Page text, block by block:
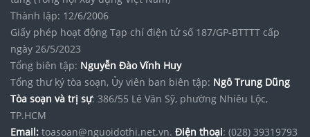
Thành lập: 12/6/2006
Giấy phép hoạt động Tạp chí điện tử số 187/GP-BTTTT cấp
ngày 26/5/2023
Tổng biên tập: Nguyễn Đào Vĩnh Huy
Tổng thư ký tòa soạn, Ủy viên ban biên tập: Ngô Trung Dũng
Tòa soạn và trị sự: 386/55 Lê Văn Sỹ, phường Nhiêu Lộc,
TP.HCM
Email: toasoan@nguoidothi.net.vn. Điện thoại: (028) 39319793